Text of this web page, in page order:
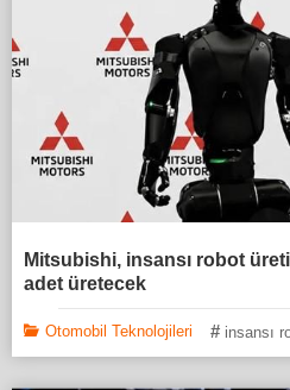
Mitsubishi, insansı robot
adet üretecek
Otomobil Teknolojileri # insansı